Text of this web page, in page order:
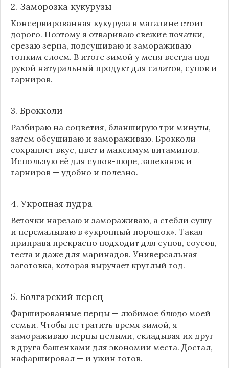
2. Заморозка кукурузы
Консервированная кукуруза в магазине стоит
дорого. Поэтому я отвариваю свежие початки,
срезаю зерна, подсушиваю и замораживаю
тонким слоем. В итоге зимой у меня всегда под
рукой натуральный продукт для салатов, супов и
гарниров.
3. Брокколи
Разбираю на соцветия, бланширую три минуты,
затем обсушиваю и замораживаю. Брокколи
сохраняет вкус, цвет и максимум витаминов.
Использую её для супов-пюре, запеканок и
гарниров — удобно и полезно.
4. Укропная пудра
Веточки нарезаю и замораживаю, а стебли сушу
и перемалываю в «укропный порошок». Такая
приправа прекрасно подходит для супов, соусов,
теста и даже для маринадов. Универсальная
заготовка, которая выручает круглый год.
5. Болгарский перец
Фаршированные перцы — любимое блюдо моей
семьи. Чтобы не тратить время зимой, я
замораживаю перцы целыми, складывая их друг
в друга башенками для экономии места. Достал,
нафаршировал — и ужин готов.